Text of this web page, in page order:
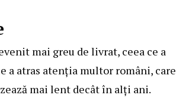
mai greu de livrat, ceea ce a
a atras atenția multor români, care
mai lent decât în alți ani.